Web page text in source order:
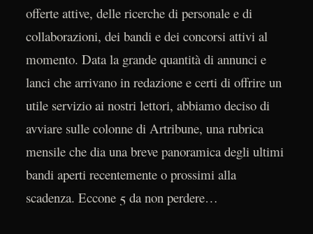
offerte attive, delle ricerche di personale e di
collaborazioni, dei bandi e dei concorsi attivi al
momento. Data la grande quantità di annunci e
lanci che arrivano in redazione e certi di offrire un
utile servizio ai nostri lettori, abbiamo deciso di
avviare sulle colonne di Artribune, una rubrica
mensile che dia una breve panoramica degli ultimi
bandi aperti recentemente o prossimi alla
scadenza. Eccone 5 da non perdere…